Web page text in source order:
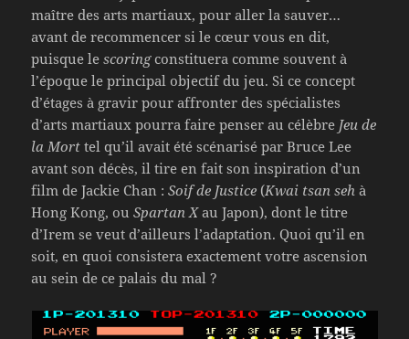
maître des arts martiaux, pour aller la sauver…
avant de recommencer si le cœur vous en dit,
puisque lescoringconstituera comme souvent à
l’époque le principal objectif du jeu. Si ce concept
d’étages à gravir pour affronter des spécialistes
d’arts martiaux pourra faire penser au célèbre Jeu de
la Mort tel qu’il avait été scénarisé par Bruce Lee
avant son décès, il tire en fait son inspiration d’un
film de Jackie Chan :Soif de Justice (Kwai tsan seh à
Hong Kong, ouSpartan Xau Japon), dont le titre
d’Irem se veut d’ailleurs l’adaptation. Quoi qu’il en
soit, en quoi consistera exactement votre ascension
au sein de ce palais du mal ?